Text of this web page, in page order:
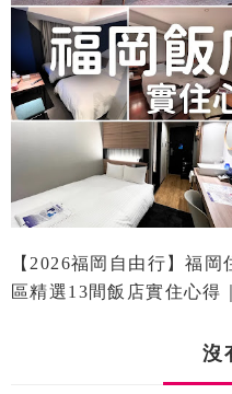
【2026福岡自由行】福
區精選13間飯店實住心得
沒